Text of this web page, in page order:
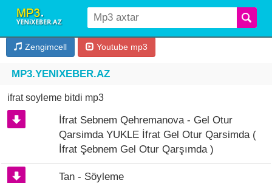
Zengimcell Youtube mp3
MP3.YENIXEBER.AZ
ifrat soyleme bitdi mp3
İfrat Sebnem Qehremanova - Gel Otur
Qarsimda YUKLE İfrat Gel Otur Qarsimda (
İfrat Şebnem Gel Otur Qarşımda )
Tan - Söyleme